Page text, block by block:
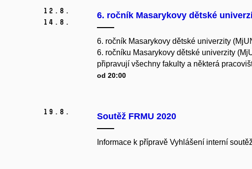
12. 8.
14. 8.
6. ročník Masarykovy dětské
6. ročník Masarykovy dětské univerzity
6. ročníku Masarykovy dětské univerzity
připravují všechny fakulty a některá
od 20:00
19. 8. Soutěž FRMU 2020
Informace k přípravě Vyhlášení interní